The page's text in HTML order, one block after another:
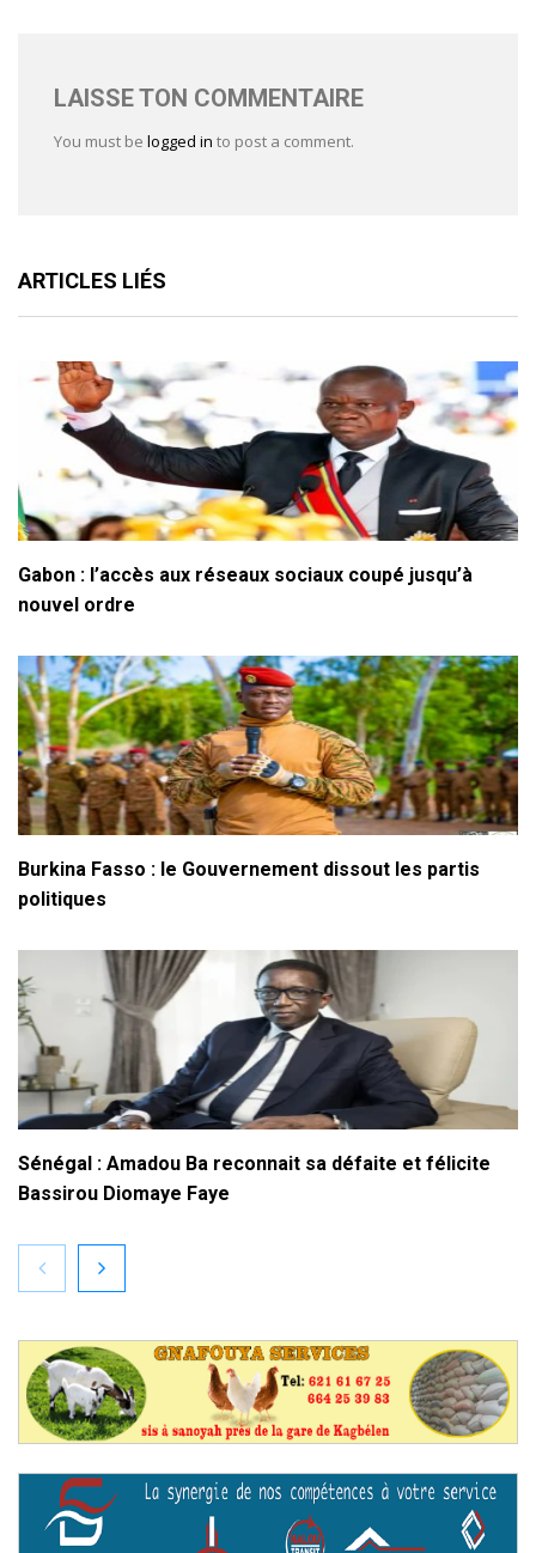
LAISSE TON COMMENTAIRE
You must be logged in to post a comment.
ARTICLES LIÉS
Gabon : l’accès aux réseaux sociaux coupé jusqu’à
nouvel ordre
Burkina Fasso : le Gouvernement dissout les partis
politiques
Sénégal : Amadou Ba reconnait sa défaite et félicite
Bassirou Diomaye Faye